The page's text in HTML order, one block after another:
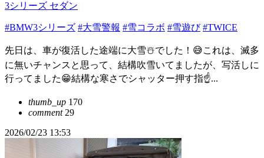
3シリーズ セダン
#BMW3シリーズ #大雪警報 #雪コラボ #雪遊び #TWICE
先日は、車が復活した途端に大雪☃️でした！😅これは、滅多
に無いチャンスと思って、結構吹雪いてましたが、写活しに
行ってました😁結構な寒さでシャッター押す指☝...
thumb_up 170
comment29
2026/02/23 13:53